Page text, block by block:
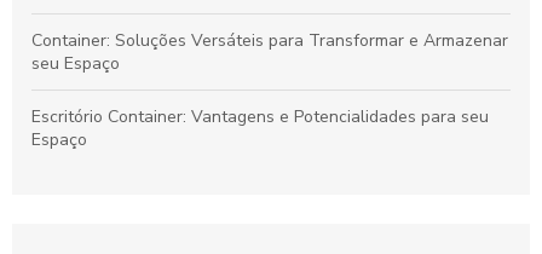
Container: Soluções Versáteis para Transformar e Armazenar
seu Espaço
Escritório Container: Vantagens e Potencialidades para seu
Espaço